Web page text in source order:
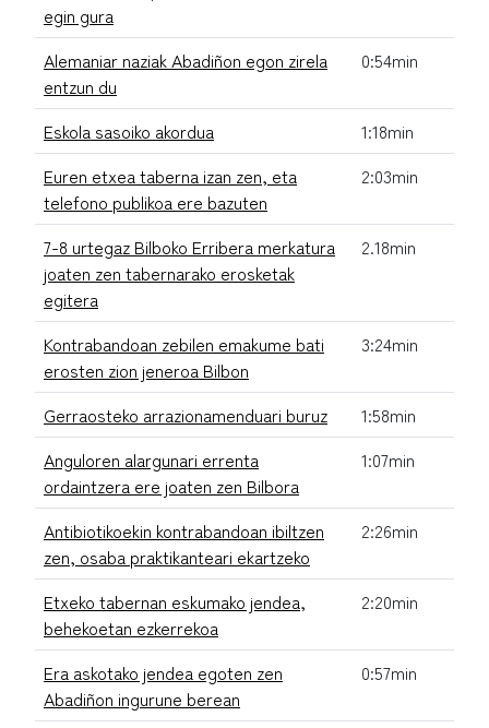
egin gura
Alemaniar naziak Abadiñon egon zirela
entzun du
0:54min
Eskola sasoiko akordua
1:18min
Euren etxea taberna izan zen, eta
telefono publikoa ere bazuten
2:03min
7-8 urtegaz Bilboko Erribera merkatura
joaten zen tabernarako erosketak
egitera
2.18min
Kontrabandoan zebilen emakume bati
erosten zion jeneroa Bilbon
3:24min
Gerraosteko arrazionamenduari buruz
1:58min
Anguloren alargunari errenta
ordaintzera ere joaten zen Bilbora
1:07min
Antibiotikoekin kontrabandoan ibiltzen
zen, osaba praktikanteari ekartzeko
2:26min
Etxeko tabernan eskumako jendea,
behekoetan ezkerrekoa
2:20min
Era askotako jendea egoten zen
Abadiñon ingurune berean
0:57min